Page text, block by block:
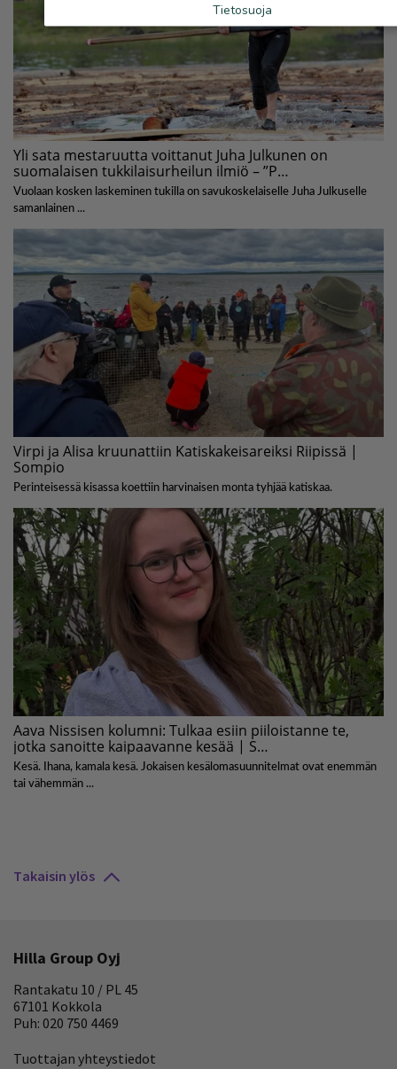
Takaisin ylös
Hilla Group Oyj
Rantakatu 10 / PL 45
67101 Kokkola
Puh: 020 750 4469
Tuottajan yhteystiedot
Tietosuoja